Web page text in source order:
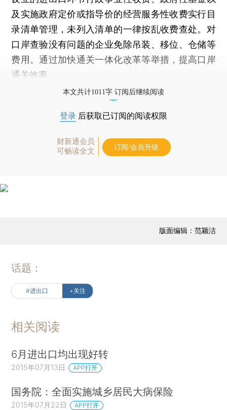
及实施政府定价或指导价的经营服务性收费实行目
录清单管理，未列入清单的一律按乱收费查处。对
口岸查验没有问题的企业免除吊装、移位、仓储等
费用。通过加快通关一体化改革等举措，提高口岸
通关效率。
本文共计1011字 订阅后继续阅读
登录 后获取已订阅的阅读权限
财新通会员
可畅读全文
订阅/会员升级
版面编辑：范颖洁
话题：
#进出口 +关注
相关阅读
6月进出口均出现好转
2015年07月13日 APP打开
国务院：全面实施城乡居民大病保险
2015年07月22日 APP打开